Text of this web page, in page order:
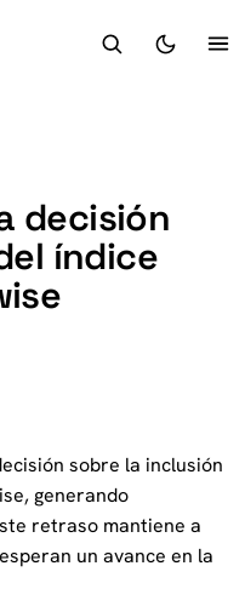
decisión
índice
sobre la inclusión
generando
retraso mantiene a
un avance en la